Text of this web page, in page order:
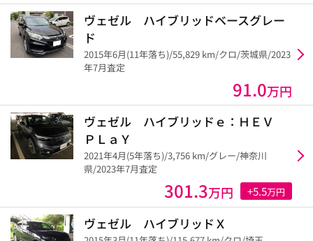
ヴェゼル ハイブリッドベースグレー
ド
2015年6月(11年落ち)/55,829 km/クロ/茨城県/2023
年7月査定
91.0万円
ヴェゼル ハイブリッドｅ：ＨＥＶ
ＰＬａＹ
2021年4月(5年落ち)/3,756 km/グレー/神奈川
県/2023年7月査定
301.3万円 +5.5万円
ヴェゼル ハイブリッドＸ